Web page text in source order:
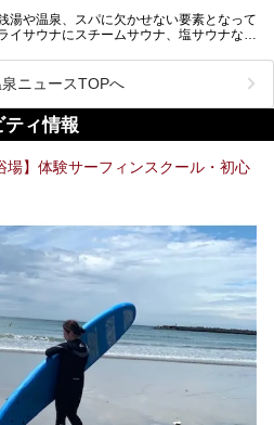
いった遊び場もあり、友人同士やカップル
一日を過ごすのにもぴったり。
力をたっぷり堪能してきたので、その全容
ルの全容を確認すべく、リニューアルプレ
に行ってきました！今回はそのリニューア
湯や温泉、スパに欠かせない要素となって
イサウナにスチームサウナ、塩サウナな
ウなど、心ゆくまで楽しむためのサービス
多くみられます。
ナにこだわった、大阪府内のオススメ温
30件紹介したいと思います！
ニュースTOPへ
ィ情報
場】体験サーフィンスクール・初心